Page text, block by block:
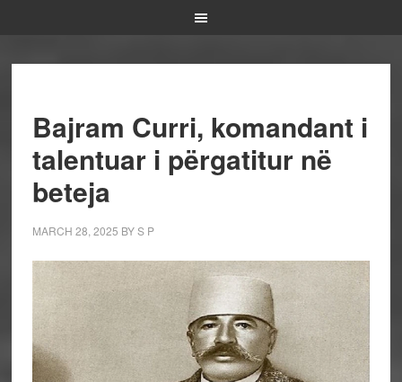
Bajram Curri, komandant i
talentuar i përgatitur në
beteja
MARCH 28, 2025 BYS P